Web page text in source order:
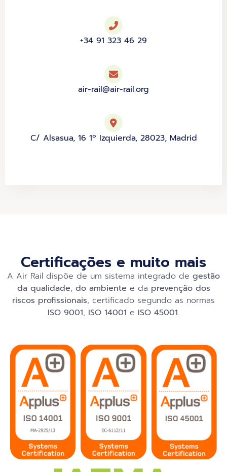
+34 91 323 46 29
air-rail@air-rail.org
C/ Alsasua, 16 1º Izquierda, 28023, Madrid
Certificações e muito mais
A Air Rail dispõe de um sistema integrado de gestão
da qualidade, do ambiente e da prevenção dos
riscos profissionais, certificado segundo as normas
ISO 9001, ISO 14001 e ISO 45001.